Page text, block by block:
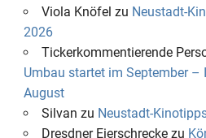
Viola Knöfel zu Neustadt-
2026
Tickerkommentierende
Umbau startet im September –
August
Silvan zu Neustadt-
Dresdner Eierschreckezu